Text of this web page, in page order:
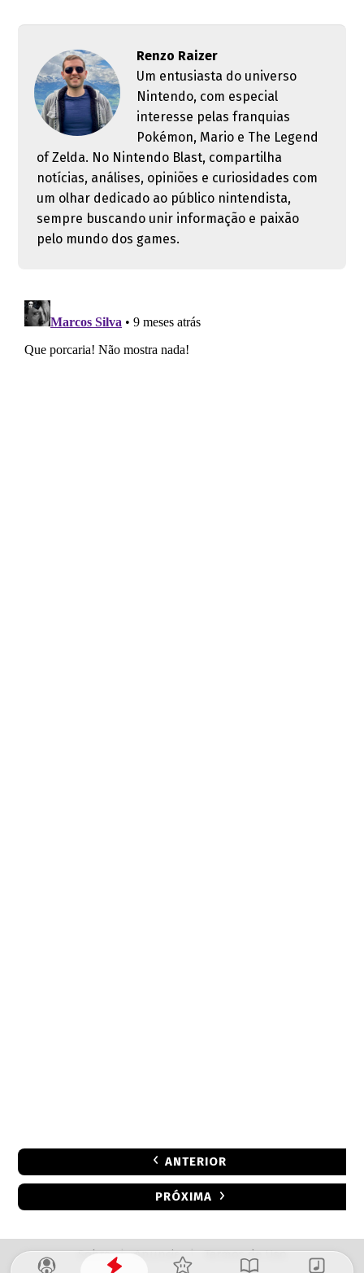
Renzo Raizer
Um entusiasta do universo
Nintendo, com especial
interesse pelas franquias
Pokémon, Mario e The Legend
of Zelda. No Nintendo Blast, compartilha
notícias, análises, opiniões e curiosidades com
um olhar dedicado ao público nintendista,
sempre buscando unir informação e paixão
pelo mundo dos games.
ANTERIOR
PRÓXIMA
Sobre | Anuncie | Termos de Uso